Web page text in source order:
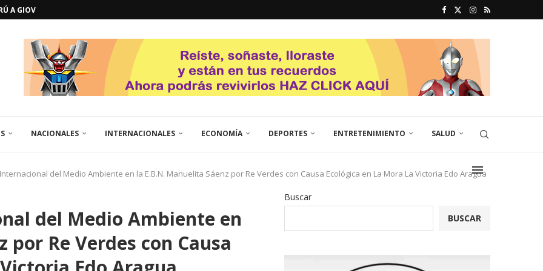
DE...
NACIONALES INTERNACIONALES ECONOMÍA DEPORTES ENTRETENIMIENTO SALUD
del Medio Ambiente en la E.B.N. Manuelita Sáenz por Re Verdes con Causa Ecológica en La Mora La Victoria Edo Aragua
del Medio Ambiente en
por Re Verdes con Causa
Buscar
BUSCAR